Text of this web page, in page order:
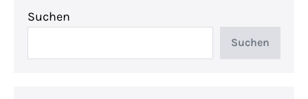
Suchen
Suchen